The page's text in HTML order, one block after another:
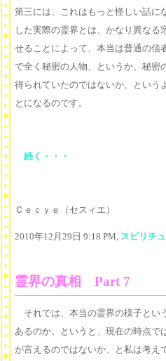
第三には、これはもっと怪しい話に
した実際の霊界とは、かなり異なる
せることによって、本当は普通の信
で全く秘密の人物、というか、秘密
得られていたのではないか、という
とになるのです。
続く・・・
Ｃｅｃｙｅ（セスィエ）
2010年12月29日 9:18 PM, スピリチ
霊界の真相 Part 7
それでは、本当の霊界の様子とい
あるのか、というと、現在の時点で
が言えるのではないか、と私は考え